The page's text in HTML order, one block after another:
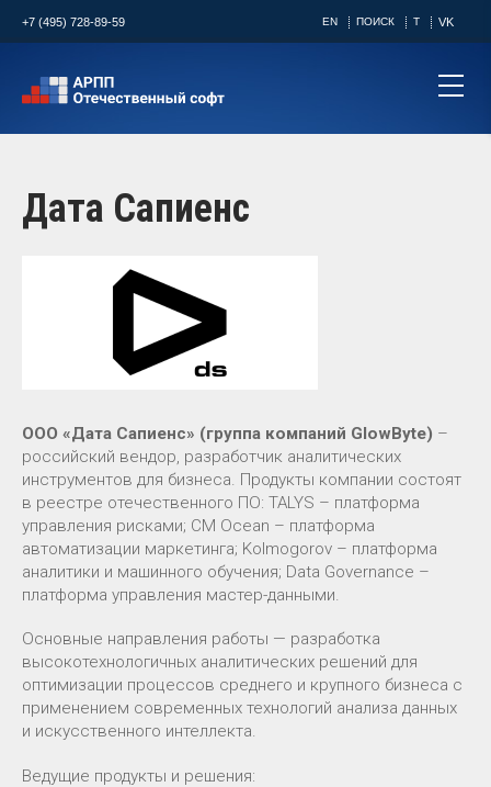
+7 (495) 728-89-59 EN ПОИСК T VK
Дата Сапиенс
ООО «Дата Сапиенс» (группа компаний GlowByte) –
российский вендор, разработчик аналити­ческих
инструментов для бизнеса. Продукты компании состоят
в реестре отечественного ПО: TALYS – платформа
управления рисками; CM Ocean – платформа
автоматизации маркетинга; Kolmogorov – платформа
аналитики и машинного обучения; Data Governance –
платформа управления мастер-данными.
Основные направления работы — разработка
высокотехнологичных аналитических решений для
оптимизации процессов среднего и крупного бизнеса с
применением современных технологий анализа данных
и искусственного интеллекта.
Ведущие продукты и решения: